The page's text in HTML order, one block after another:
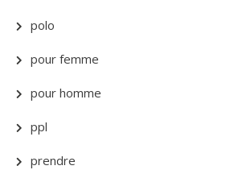
polo
pour femme
pour homme
ppl
prendre